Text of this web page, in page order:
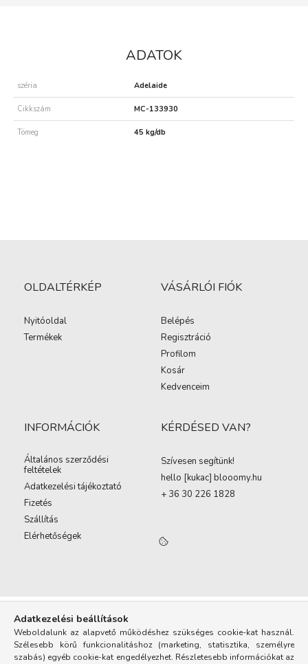
ADATOK
széria Adelaide
Cikkszám MC-133930
Tömeg 45 kg/db
OLDALTÉRKÉP
Nyitóoldal
Termékek
VÁSÁRLÓI FIÓK
Belépés
Regisztráció
Profilom
Kosár
Kedvenceim
INFORMÁCIÓK
Általános szerződési
feltételek
Adatkezelési tájékoztató
Fizetés
Szállítás
Elérhetőségek
KÉRDÉSED VAN?
Szívesen segítünk!
hello [kukac] blooomy.hu
+ 36 30 226 1828
Adatkezelési beállítások
Weboldalunk az alapvető működéshez szükséges cookie-kat használ.
Szélesebb körű funkcionalitáshoz (marketing, statisztika, személyre
szabás) egyéb cookie-kat engedélyezhet. Részletesebb információkat az